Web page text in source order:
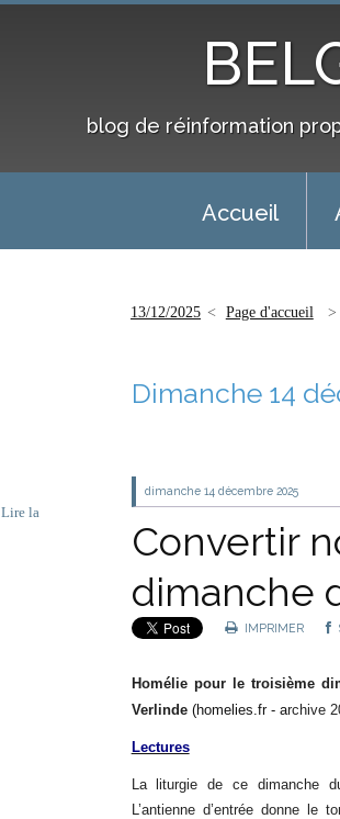
blog de réinformation
Accueil
Lire la
13/12/2025 Page d'accueil
Dimanche 14
dimanche 14 décembre 2025
Convertir
dimanche
IMPRIMER
Homélie pour le troisième
Verlinde (homelies.fr - archive
Lectures
La liturgie de ce dimanche
L’antienne d’entrée donne